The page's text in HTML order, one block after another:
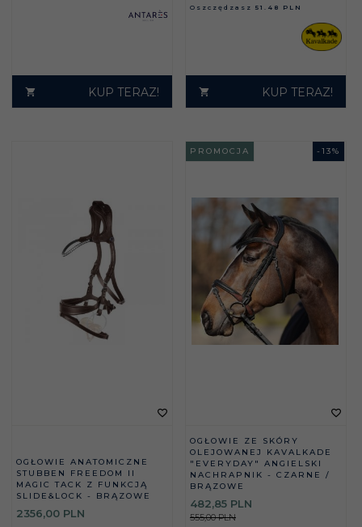
KUP TERAZ!
Oszczędzasz 51.48 PLN
KUP TERAZ!
OGŁOWIE ANATOMICZNE
STUBBEN FREEDOM II
MAGIC TACK Z FUNKCJĄ
SLIDE&LOCK - BRĄZOWE
2356,00 PLN
- 13%
PROMOCJA
OGŁOWIE ZE SKÓRY
OLEJOWANEJ KAVALKADE
"EVERYDAY" ANGIELSKI
NACHRAPNIK - CZARNE /
BRĄZOWE
482,85 PLN
555,00 PLN